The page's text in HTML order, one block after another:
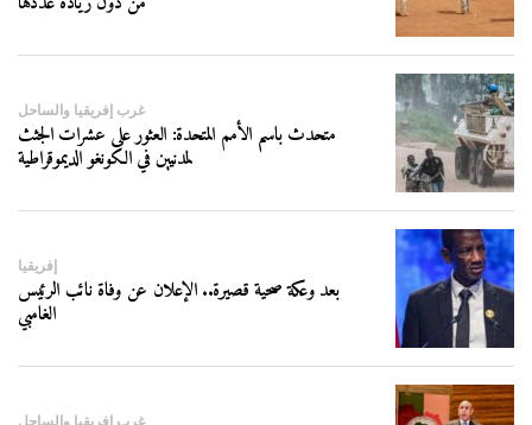
غرب إفريقيا والساحل
متحدث باسم الأمم المتحدة: العثور على عشرات الجثث
لمدنيين في الكونغو الديموقراطية
إفريقيا
بعد وعكة صحية قصيرة.. الإعلان عن وفاة نائب الرئيس
الغامبي
غرب إفريقيا والساحل